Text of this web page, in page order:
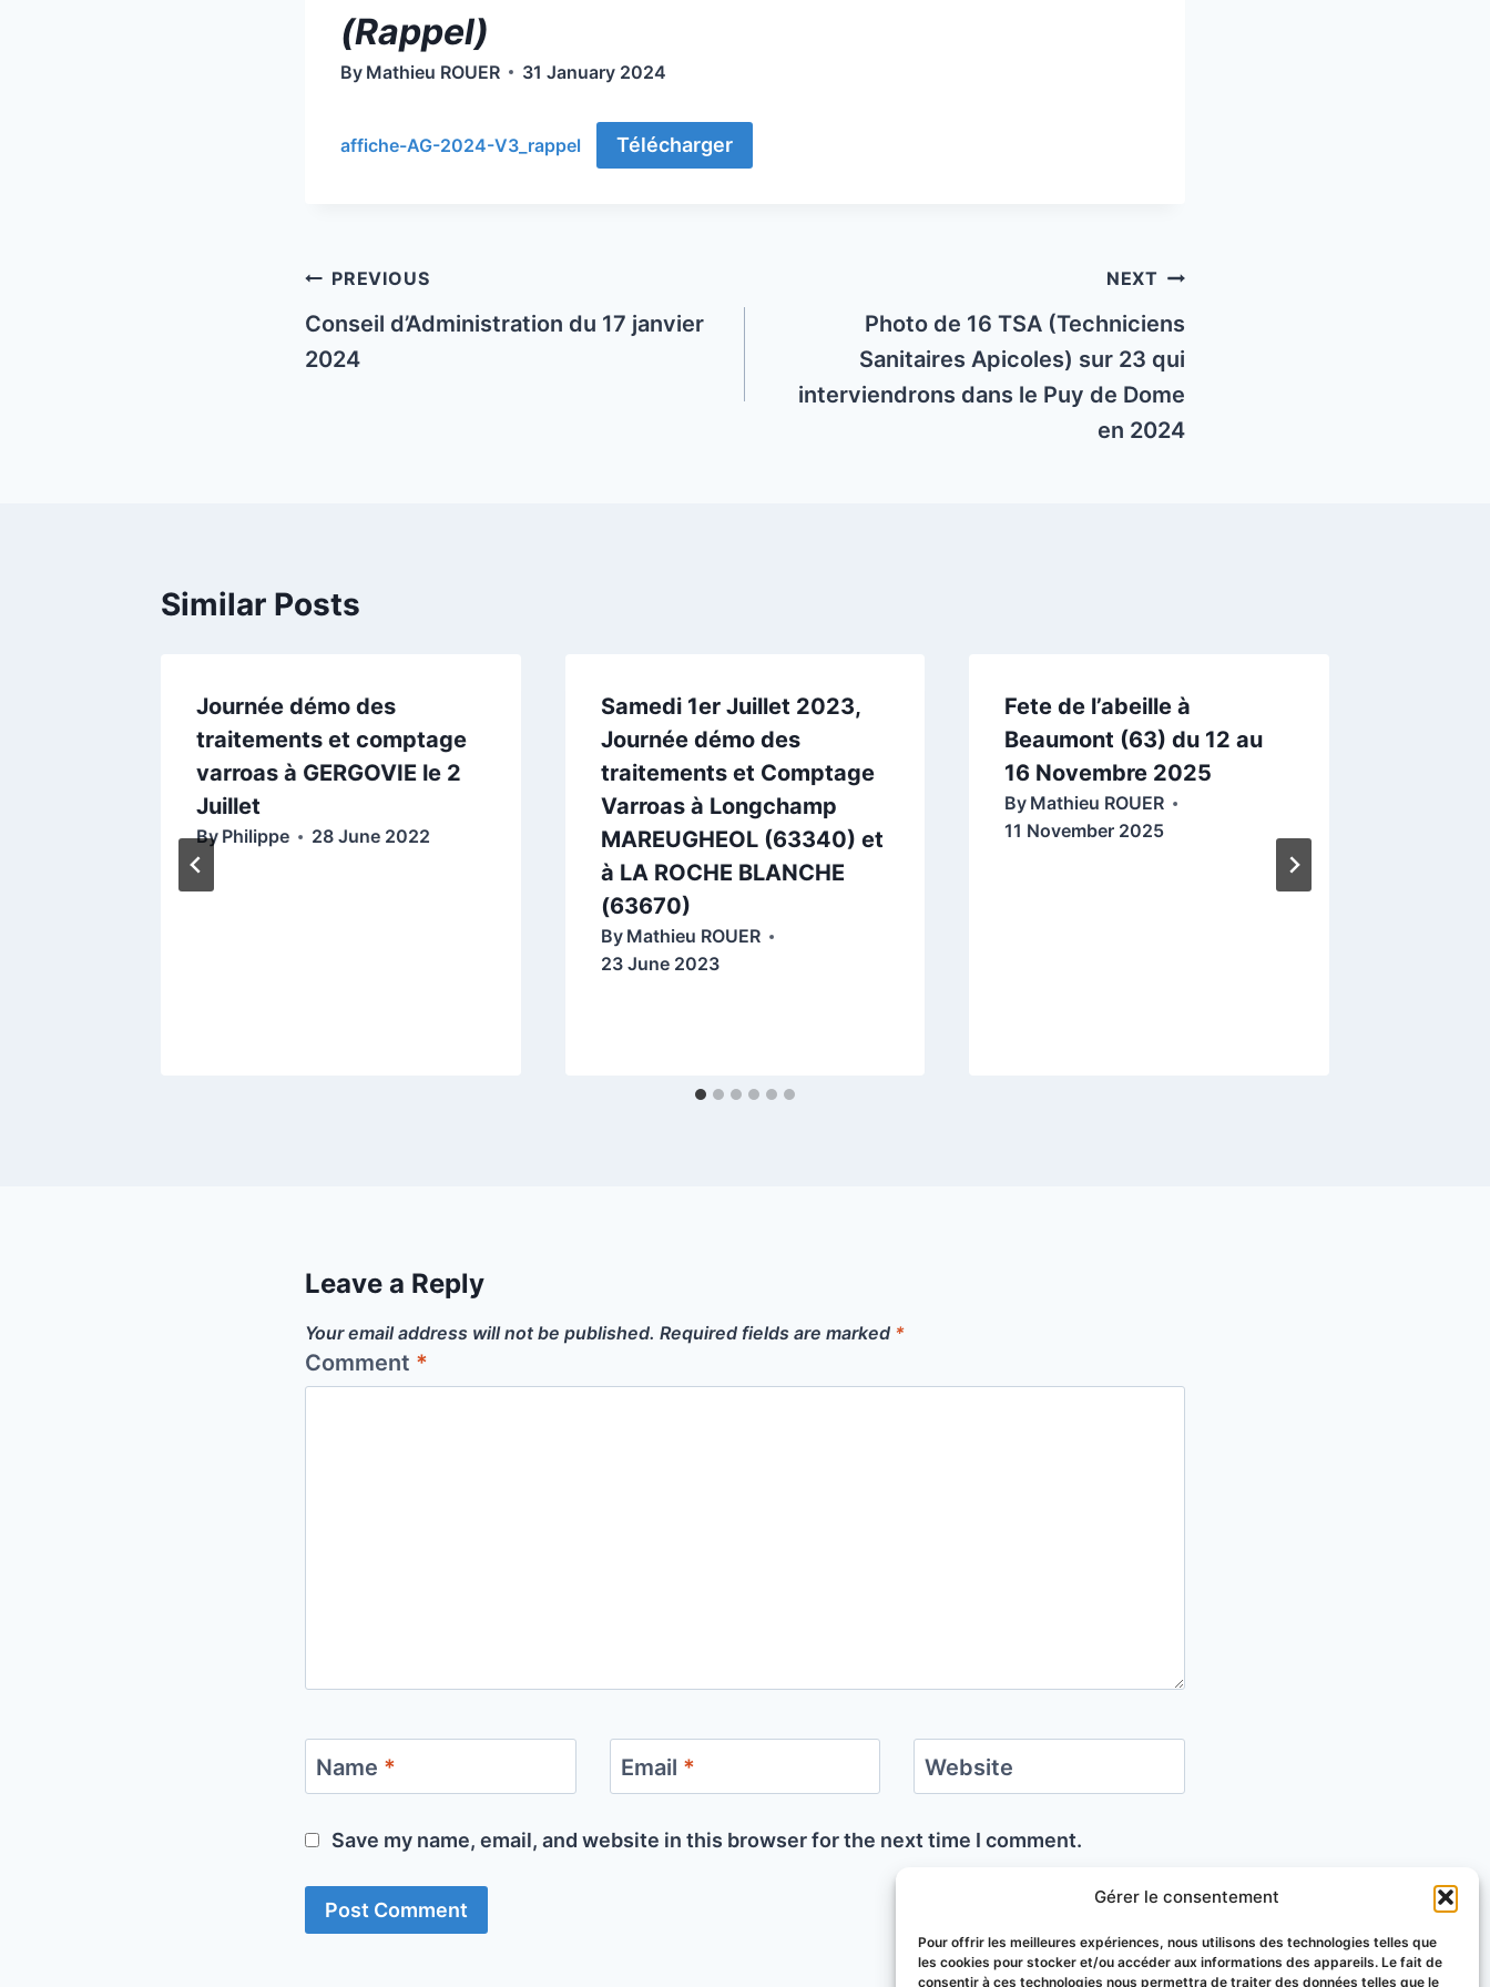
Gérer le consentement
Pour offrir les meilleures expériences, nous utilisons des technologies telles que
les cookies pour stocker et/ou accéder aux informations des appareils. Le fait de
consentir à ces technologies nous permettra de traiter des données telles que le
(Rappel)
By Mathieu ROUER 31 January 2024
affiche-AG-2024-V3_rappel Télécharger
Post
navigation
PREVIOUS
Conseil d’Administration du 17 janvier
2024
NEXT
Photo de 16 TSA (Techniciens
Sanitaires Apicoles) sur 23 qui
interviendrons dans le Puy de Dome
en 2024
Similar Posts
Journée démo des
traitements et comptage
varroas à GERGOVIE le 2
Juillet
By Philippe 28 June 2022
Samedi 1er Juillet 2023,
Journée démo des
traitements et Comptage
Varroas à Longchamp
MAREUGHEOL (63340) et
à LA ROCHE BLANCHE
(63670)
By Mathieu ROUER
23 June 2023
Fete de l’abeille à
Beaumont (63) du 12 au
16 Novembre 2025
By Mathieu ROUER
11 November 2025
Leave a Reply
Your email address will not be published. Required fields are marked *
Comment *
Name * Email * Website
Save my name, email, and website in this browser for the next time I comment.